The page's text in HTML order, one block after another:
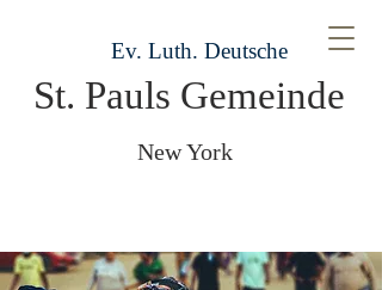
Ev. Luth. Deutsche
St. Pauls Gemeinde
New York